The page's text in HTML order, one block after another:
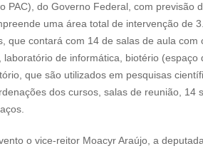
PAC), do Governo Federal, com previsão
uma área total de intervenção de
que contará com 14 de salas de aula
laboratório de informática, biotério
que são utilizados em pesquisas
dos cursos, salas de reunião, 14
o vice-reitor Moacyr Araújo, a